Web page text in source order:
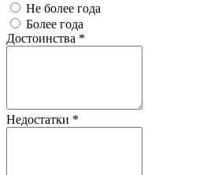
Не более года
Более года
Достоинства *
Недостатки *